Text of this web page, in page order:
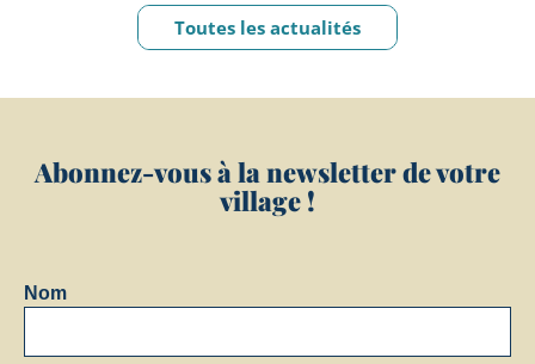
Toutes les actualités
Abonnez-vous à la newsletter de votre
village !
Nom